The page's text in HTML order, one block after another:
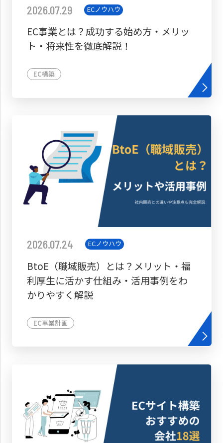
2026.07.29 ECノウハウ
EC事業とは？成功する始め方・メリッ
ト・将来性を徹底解説！
EC構築
2026.07.24 ECノウハウ
BtoE（職域販売）とは？メリット・福
利厚生に活かす仕組み・活用事例をわ
かりやすく解説
EC事業計画